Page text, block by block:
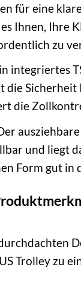
für eine
Ihnen, Ihre
zu
integriertes
die
die
und liegt
Form gut in
Trolley zu